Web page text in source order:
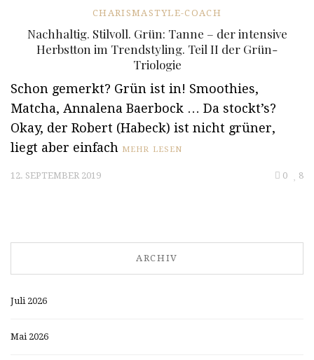
CHARISMASTYLE-COACH
Nachhaltig. Stilvoll. Grün: Tanne – der intensive
Herbstton im Trendstyling. Teil II der Grün-
Triologie
Schon gemerkt? Grün ist in! Smoothies,
Matcha, Annalena Baerbock … Da stockt’s?
Okay, der Robert (Habeck) ist nicht grüner,
liegt aber einfach MEHR LESEN
12. SEPTEMBER 2019 0 8
ARCHIV
Juli 2026
Mai 2026